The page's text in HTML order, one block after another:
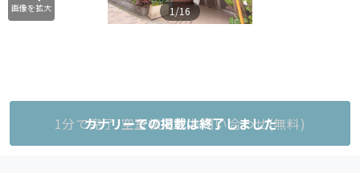
画像を拡大 1/16
1分で完了!空室状況をお問い合わせ(無料)
カナリーでの掲載は終了しました